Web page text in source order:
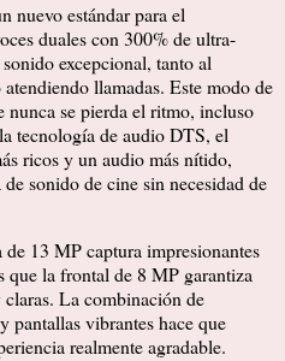
nuevo estándar para el
duales con 300% de ultra-
excepcional, tanto al
llamadas. Este modo de
nunca se pierda el ritmo, incluso
tecnología de audio DTS, el
ricos y un audio más nítido,
sonido de cine sin necesidad de
13 MP captura impresionantes
que la frontal de 8 MP garantiza
La combinación de
pantallas vibrantes hace que
realmente agradable.